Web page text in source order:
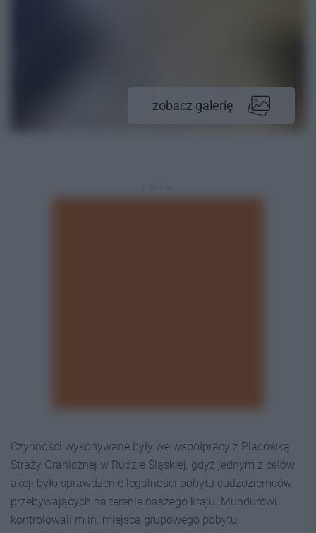
zobacz galerię
Czynności wykonywane były we współpracy z Placówką
Straży Granicznej w Rudzie Śląskiej, gdyż jednym z celów
akcji było sprawdzenie legalności pobytu cudzoziemców
przebywających na terenie naszego kraju. Mundurowi
kontrolowali m.in. miejsca grupowego pobytu